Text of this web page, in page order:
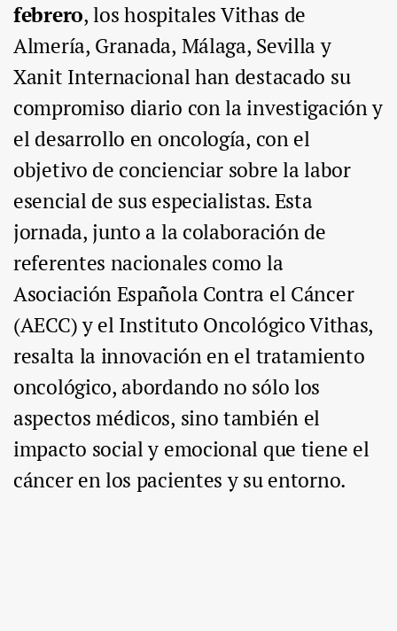
febrero, los hospitales Vithas de
Almería, Granada, Málaga, Sevilla y
Xanit Internacional han destacado su
compromiso diario con la investigación y
el desarrollo en oncología, con el
objetivo de concienciar sobre la labor
esencial de sus especialistas. Esta
jornada, junto a la colaboración de
referentes nacionales como la
Asociación Española Contra el Cáncer
(AECC) y el Instituto Oncológico Vithas,
resalta la innovación en el tratamiento
oncológico, abordando no sólo los
aspectos médicos, sino también el
impacto social y emocional que tiene el
cáncer en los pacientes y su entorno.